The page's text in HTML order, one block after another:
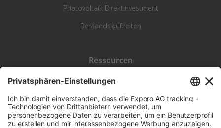
Photovoltaik Direktinvestment
Bestandslaufzeiten
Ressourcen
Blog
Statistik
Wiki